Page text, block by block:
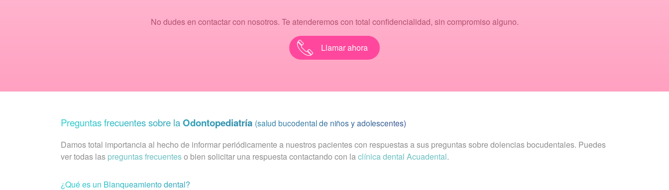
No dudes en contactar con nosotros. Te atenderemos con total confidencialidad, sin compromiso alguno.
Llamar ahora
Preguntas frecuentes sobre laOdontopediatría (salud bucodental de niños y adolescentes)
Damos total importancia al hecho de informar periódicamente a nuestros pacientes con respuestas a sus preguntas sobre dolencias bocudentales. Puedes
ver todas las preguntas frecuenteso bien solicitar una respuesta contactando con laclínica dental Acuadental.
¿Qué es un Blanqueamiento dental?